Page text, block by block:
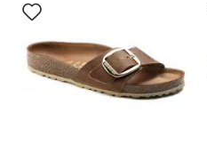
med
swatch-
farger
vil
oppdatere
produktbildet